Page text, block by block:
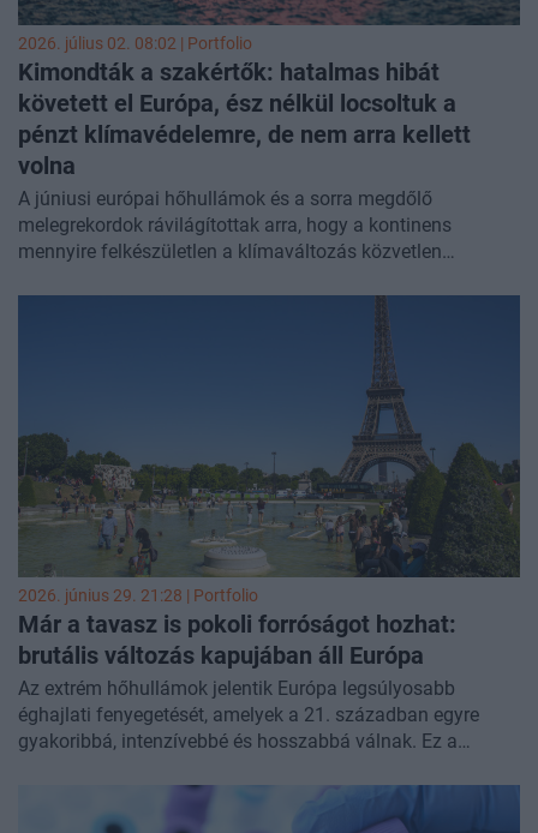
2026. július 02. 08:02 | Portfolio
Kimondták a szakértők: hatalmas hibát
követett el Európa, ész nélkül locsoltuk a
pénzt klímavédelemre, de nem arra kellett
volna
A júniusi európai hőhullámok és a sorra megdőlő
melegrekordok rávilágítottak arra, hogy a kontinens
mennyire felkészületlen a klímaváltozás közvetlen
klímasemlegességet, a helyenként 40 Celsius-fok feletti
hőség megmutatta, hogy a gazdaság, a közszolgáltatások
és a kritikus infrastruktúra védelme még korántsem
2026. június 29. 21:28 | Portfolio
Már a tavasz is pokoli forróságot hozhat:
brutális változás kapujában áll Európa
Az extrém hőhullámok jelentik Európa legsúlyosabb
éghajlati fenyegetését, amelyek a 21. században egyre
gyakoribbá, intenzívebbé és hosszabbá válnak. Ez a
közvetlen következménye, hatásai pedig ma már szinte
minden emberi tevékenységet érintenek az iskolai